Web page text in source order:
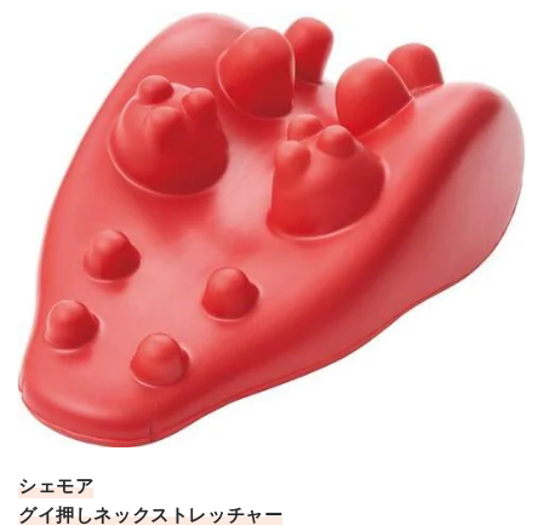
シェモア
グイ押しネックストレッチャー